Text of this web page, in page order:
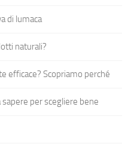
di lumaca
naturali?
efficace? Scopriamo perché
per scegliere bene